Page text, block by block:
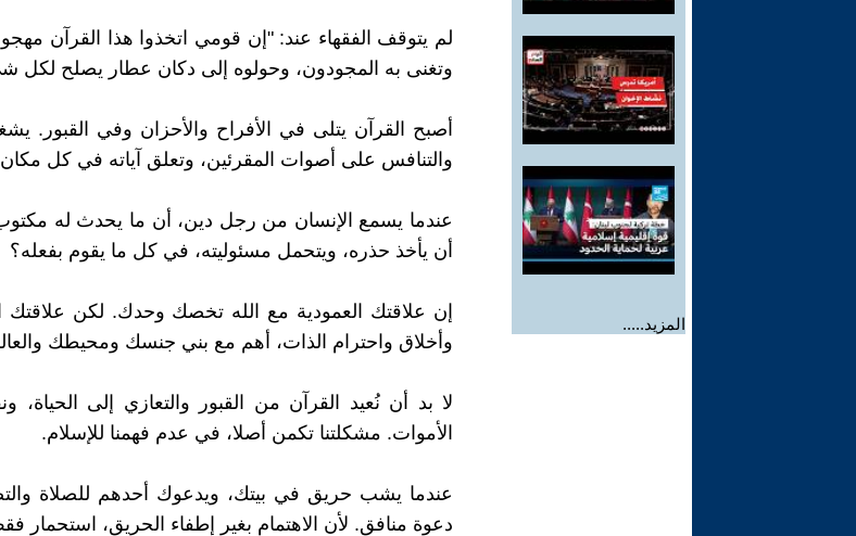
المزيد.....
لم يتوقف الفقهاء عند: "إن قومي اتخذوا هذا القرآن
وتغنى به المجودون، وحولوه إلى دكان عطار يصلح لكل
أصبح القرآن يتلى في الأفراح والأحزان وفي القبور.
والتنافس على أصوات المقرئين، وتعلق آياته في كل
عندما يسمع الإنسان من رجل دين، أن ما يحدث له
أن يأخذ حذره، ويتحمل مسئوليته، في كل ما يقوم بفعله؟
إن علاقتك العمودية مع الله تخصك وحدك. لكن
وأخلاق واحترام الذات، أهم مع بني جنسك ومحيطك
لا بد أن نُعيد القرآن من القبور والتعازي إلى الحياة،
الأموات. مشكلتنا تكمن أصلا، في عدم فهمنا للإسلام.
عندما يشب حريق في بيتك، ويدعوك أحدهم للصلاة
دعوة منافق. لأن الاهتمام بغير إطفاء الحريق، استحمار